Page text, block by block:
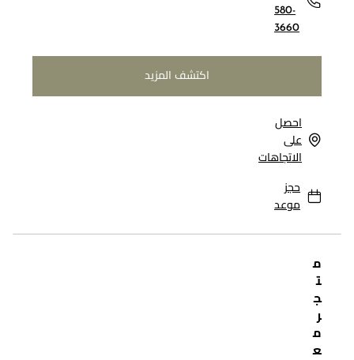
580-
3660
اكتشف المزيد
احصل
على
الاتجاهات
حجز
موعد
م
ت
ج
ر
م
ع